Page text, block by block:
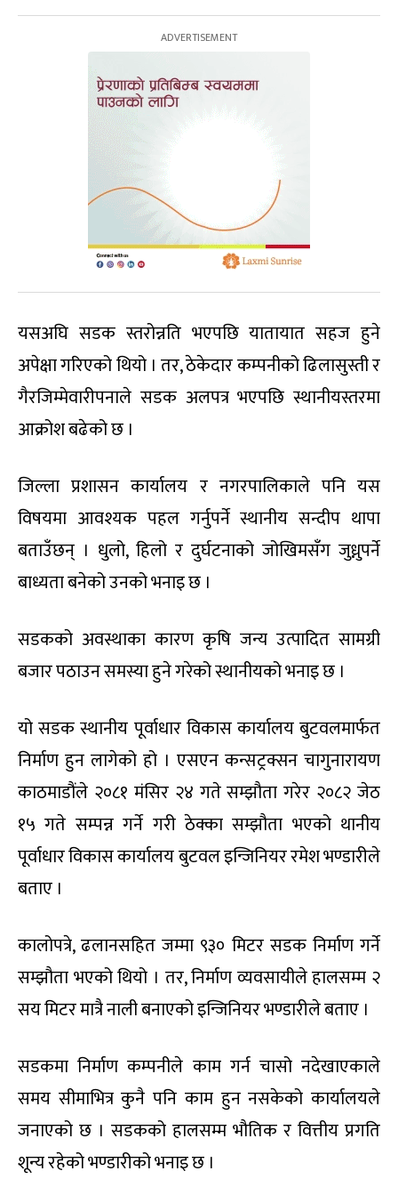
यसअघि सडक स्तरोन्नति भएपछि यातायात सहज हुने
अपेक्षा गरिएको थियो । तर, ठेकेदार कम्पनीको ढिलासुस्ती र
गैरजिम्मेवारीपनाले सडक अलपत्र भएपछि स्थानीयस्तरमा
आक्रोश बढेको छ ।
जिल्ला प्रशासन कार्यालय र नगरपालिकाले पनि यस
विषयमा आवश्यक पहल गर्नुपर्ने स्थानीय सन्दीप थापा
बताउँछन् । धुलो, हिलो र दुर्घटनाको जोखिमसँग जुध्नुपर्ने
बाध्यता बनेको उनको भनाइ छ ।
सडकको अवस्थाका कारण कृषि जन्य उत्पादित सामग्री
बजार पठाउन समस्या हुने गरेको स्थानीयको भनाइ छ ।
यो सडक स्थानीय पूर्वाधार विकास कार्यालय बुटवलमार्फत
निर्माण हुन लागेको हो । एसएन कन्सट्रक्सन चागुनारायण
काठमाडौंले २०८१ मंसिर २४ गते सम्झौता गरेर २०८२ जेठ
१५ गते सम्पन्न गर्ने गरी ठेक्का सम्झौता भएको थानीय
पूर्वाधार विकास कार्यालय बुटवल इन्जिनियर रमेश भण्डारीले
बताए ।
कालोपत्रे, ढलानसहित जम्मा ९३० मिटर सडक निर्माण गर्ने
सम्झौता भएको थियो । तर, निर्माण व्यवसायीले हालसम्म २
सय मिटर मात्रै नाली बनाएको इन्जिनियर भण्डारीले बताए ।
सडकमा निर्माण कम्पनीले काम गर्न चासो नदेखाएकाले
समय सीमाभित्र कुनै पनि काम हुन नसकेको कार्यालयले
जनाएको छ । सडकको हालसम्म भौतिक र वित्तीय प्रगति
शून्य रहेको भण्डारीको भनाइ छ ।